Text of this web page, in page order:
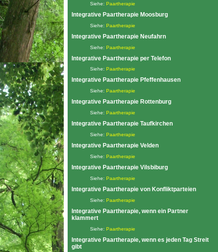
Siehe: Paartherapie
Integrative Paartherapie Moosburg
Siehe: Paartherapie
Integrative Paartherapie Neufahrn
Siehe: Paartherapie
Integrative Paartherapie per Telefon
Siehe: Paartherapie
Integrative Paartherapie Pfeffenhausen
Siehe: Paartherapie
Integrative Paartherapie Rottenburg
Siehe: Paartherapie
Integrative Paartherapie Taufkirchen
Siehe: Paartherapie
Integrative Paartherapie Velden
Siehe: Paartherapie
Integrative Paartherapie Vilsbiburg
Siehe: Paartherapie
Integrative Paartherapie von Konfliktparteien
Siehe: Paartherapie
Integrative Paartherapie, wenn ein Partner
klammert
Siehe: Paartherapie
Integrative Paartherapie, wenn es jeden Tag Streit
gibt